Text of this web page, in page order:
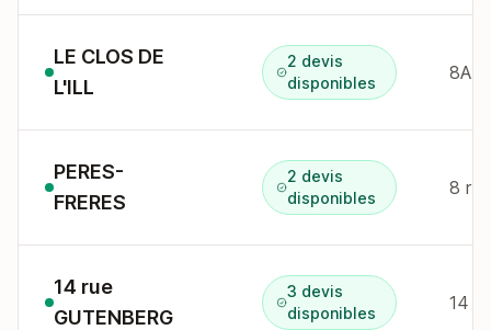
LE CLOS DE
L'ILL
2 devis
disponibles
8A r
PERES-
FRERES
2 devis
disponibles
8 r
14 rue
GUTENBERG
3 devis
disponibles
14 r